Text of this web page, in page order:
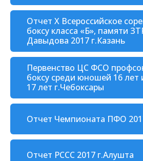
Отчет Х Всероссийское
боксу класса «Б», памяти
Давыдова 2017 г.Казань
Первенство ЦС ФСО
боксу среди юношей 16
17 лет г.Чебоксары
Отчет Чемпионата ПФО
Отчет РССС 2017 г.Алушта